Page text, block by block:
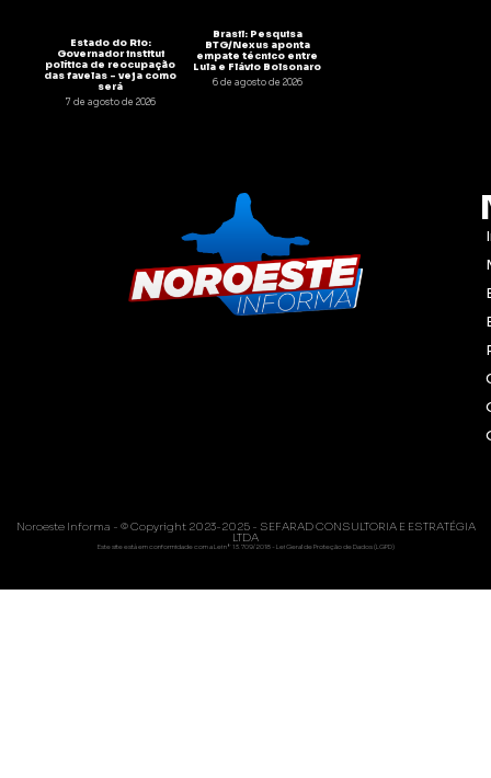
Estado do Rio:
Governador institui
política de reocupação
das favelas – veja como
será
7 de agosto de 2026
Brasil: Pesquisa
BTG/Nexus aponta
empate técnico entre
Lula e Flávio Bolsonaro
6 de agosto de 2026
Noroeste Informa - © Copyright 2023-2025 - SEFARAD CONSULTORIA E ESTRATÉGIA
LTDA
Este site está em conformidade com a Lei nº 13.709/2018 - Lei Geral de Proteção de Dados (LGPD)